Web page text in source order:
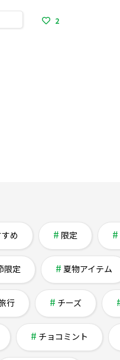
2
め 限定
限定 夏物アイテム
行 チーズ
チョコミント